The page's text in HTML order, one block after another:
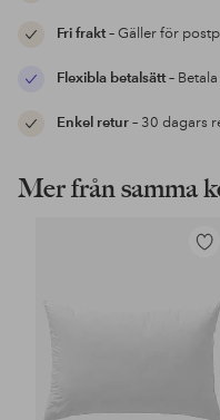
Fri frakt– Gäller för
Flexibla betalsätt–
Enkel retur– 30 dagars
Mer från samma
Lägg